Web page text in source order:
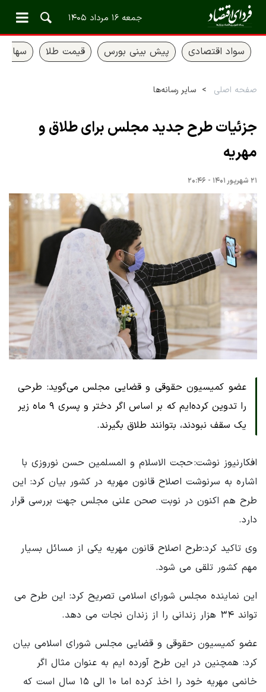
جمعه ۱۶ مرداد ۱۴۰۵
سواد اقتصادی پیش بینی بورس قیمت طلا سهام
صفحه اصلی سایر رسانه‌ها
جزئیات طرح جدید مجلس برای طلاق و
مهریه
۲۱ شهریور ۱۴۰۱ - ۲۰:۴۶
عضو کمیسیون حقوقی و قضایی مجلس می‌گوید: طرحی
را تدوین کرده‌ایم که بر اساس اگر دختر و پسری ۹ ماه زیر
یک سقف نبودند، بتوانند طلاق بگیرند.
افکارنیوز نوشت: حجت الاسلام و المسلمین حسن نوروزی با
اشاره به سرنوشت اصلاح قانون مهریه در کشور بیان کرد: این
طرح هم اکنون در نوبت صحن علنی مجلس جهت بررسی قرار
دارد.
وی تاکید کرد:طرح اصلاح قانون مهریه یکی از مسائل بسیار
مهم کشور تلقی می شود.
این نماینده مجلس شورای اسلامی تصریح کرد: این طرح می
تواند ۳۴ هزار زندانی را از زندان نجات می دهد.
عضو کمیسیون حقوقی و قضایی مجلس شورای اسلامی بیان
کرد: همچنین در این طرح آورده ایم به عنوان مثال اگر
خانمی مهریه خود را اخذ کرده اما ۱۰ الی ۱۵ سال است که